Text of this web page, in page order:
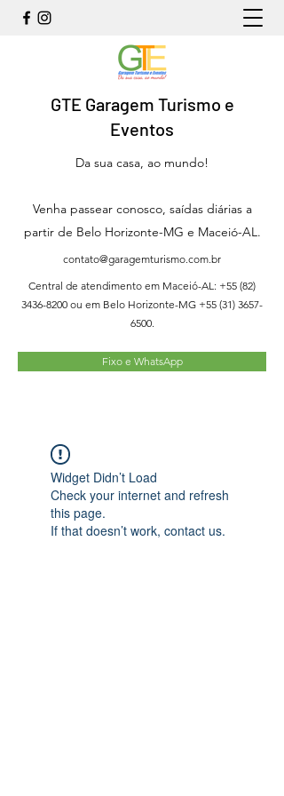
GTE Garagem Turismo e
Eventos
Da sua casa, ao mundo!
Venha passear conosco, saídas diárias a
partir de Belo Horizonte-MG e Maceió-AL.
contato@garagemturismo.com.br
Central de atendimento em Maceió-AL: +55 (82)
3436-8200 ou em Belo Horizonte-MG +55 (31) 3657-
6500.
Fixo e WhatsApp
Widget Didn’t Load
Check your internet and refresh
this page.
If that doesn’t work, contact us.